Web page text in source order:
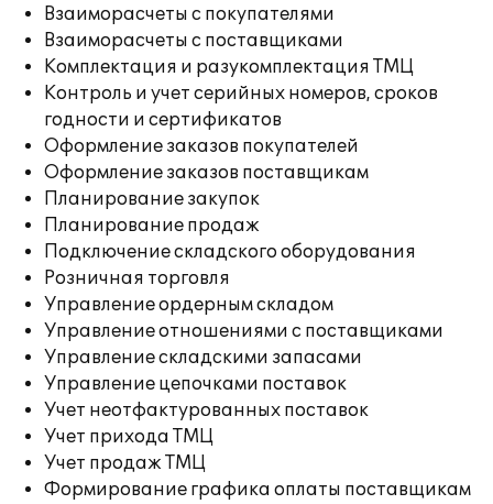
Взаиморасчеты с покупателями
Взаиморасчеты с поставщиками
Комплектация и разукомплектация ТМЦ
Контроль и учет серийных номеров, сроков
годности и сертификатов
Оформление заказов покупателей
Оформление заказов поставщикам
Планирование закупок
Планирование продаж
Подключение складского оборудования
Розничная торговля
Управление ордерным складом
Управление отношениями с поставщиками
Управление складскими запасами
Управление цепочками поставок
Учет неотфактурованных поставок
Учет прихода ТМЦ
Учет продаж ТМЦ
Формирование графика оплаты поставщикам